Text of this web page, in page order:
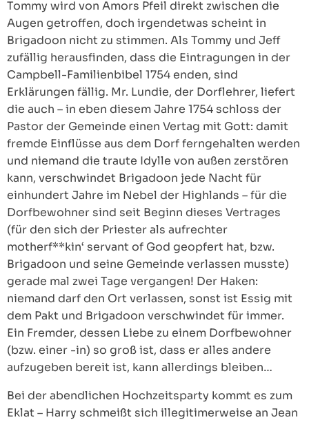
Tommy wird von Amors Pfeil direkt zwischen die
Augen getroffen, doch irgendetwas scheint in
Brigadoon nicht zu stimmen. Als Tommy und Jeff
zufällig herausfinden, dass die Eintragungen in der
Campbell-Familienbibel 1754 enden, sind
Erklärungen fällig. Mr. Lundie, der Dorflehrer, liefert
die auch – in eben diesem Jahre 1754 schloss der
Pastor der Gemeinde einen Vertag mit Gott: damit
fremde Einflüsse aus dem Dorf ferngehalten werden
und niemand die traute Idylle von außen zerstören
kann, verschwindet Brigadoon jede Nacht für
einhundert Jahre im Nebel der Highlands – für die
Dorfbewohner sind seit Beginn dieses Vertrages
(für den sich der Priester als aufrechter
motherf**kin‘ servant of God geopfert hat, bzw.
Brigadoon und seine Gemeinde verlassen musste)
gerade mal zwei Tage vergangen! Der Haken:
niemand darf den Ort verlassen, sonst ist Essig mit
dem Pakt und Brigadoon verschwindet für immer.
Ein Fremder, dessen Liebe zu einem Dorfbewohner
(bzw. einer -in) so groß ist, dass er alles andere
aufzugeben bereit ist, kann allerdings bleiben…
Bei der abendlichen Hochzeitsparty kommt es zum
Eklat – Harry schmeißt sich illegitimerweise an Jean